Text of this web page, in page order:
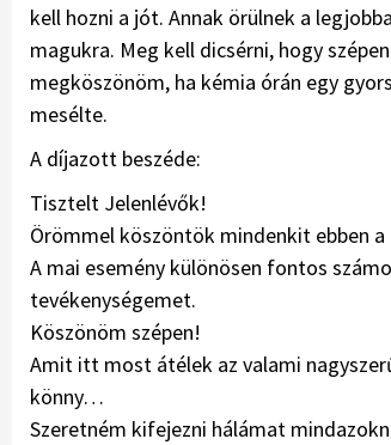
kell hozni a jót. Annak örülnek a
magukra. Meg kell dicsérni, hogy
megköszönöm, ha kémia órán egy
mesélte.
A díjazott beszéde:
Tisztelt Jelenlévők!
Örömmel köszöntök mindenkit ebben
A mai esemény különösen fontos
tevékenységemet.
Köszönöm szépen!
Amit itt most átélek az valami
könny…
Szeretném kifejezni hálámat